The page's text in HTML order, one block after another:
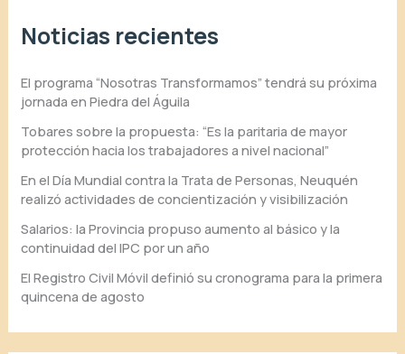
Noticias recientes
El programa “Nosotras Transformamos” tendrá su próxima
jornada en Piedra del Águila
Tobares sobre la propuesta: “Es la paritaria de mayor
protección hacia los trabajadores a nivel nacional”
En el Día Mundial contra la Trata de Personas, Neuquén
realizó actividades de concientización y visibilización
Salarios: la Provincia propuso aumento al básico y la
continuidad del IPC por un año
El Registro Civil Móvil definió su cronograma para la primera
quincena de agosto